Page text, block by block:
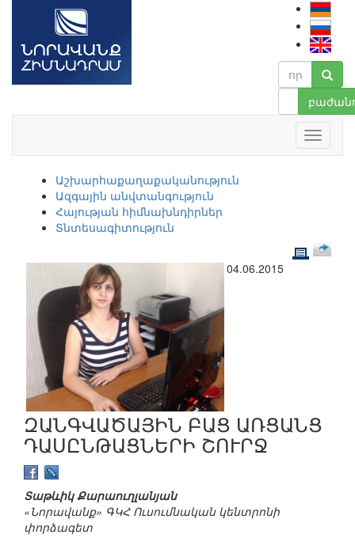
Աշխարհաքաղաքականություն
Ազգային անվտանգություն
Հայության հիմնախնդիրներ
Տնտեսագիտություն
04.06.2015
ԶԱՆԳՎԱԾԱՅԻՆ ԲԱՑ ԱՌՑԱՆՑ
ԴԱՍԸՆԹԱՑՆԵՐԻ ՇՈՒՐՋ
Տաթևիկ Քարաուղլանյան
«Նորավանք» ԳԿՀ Ուսումնական կենտրոնի
փորձագետ